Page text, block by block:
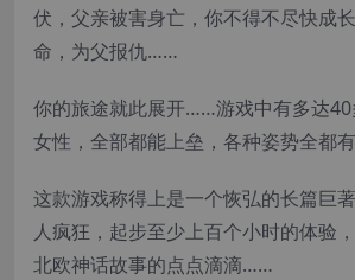
伏，父亲被害身亡，你不得不尽快成
命，为父报仇……
你的旅途就此展开……游戏中有多达
女性，全部都能上垒，各种姿势全都有
这款游戏称得上是一个恢弘的长篇巨
人疯狂，起步至少上百个小时的体验
北欧神话故事的点点滴滴……